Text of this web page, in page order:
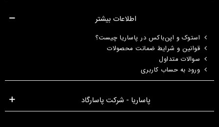
اطلاعات بیشتر
استوک و اپن‌باکس در پاساریا چیست؟
قوانین و شرایط ضمانت محصولات
سوالات متداول
ورود به حساب کاربری
پاساریا - شرکت پاسارگاد